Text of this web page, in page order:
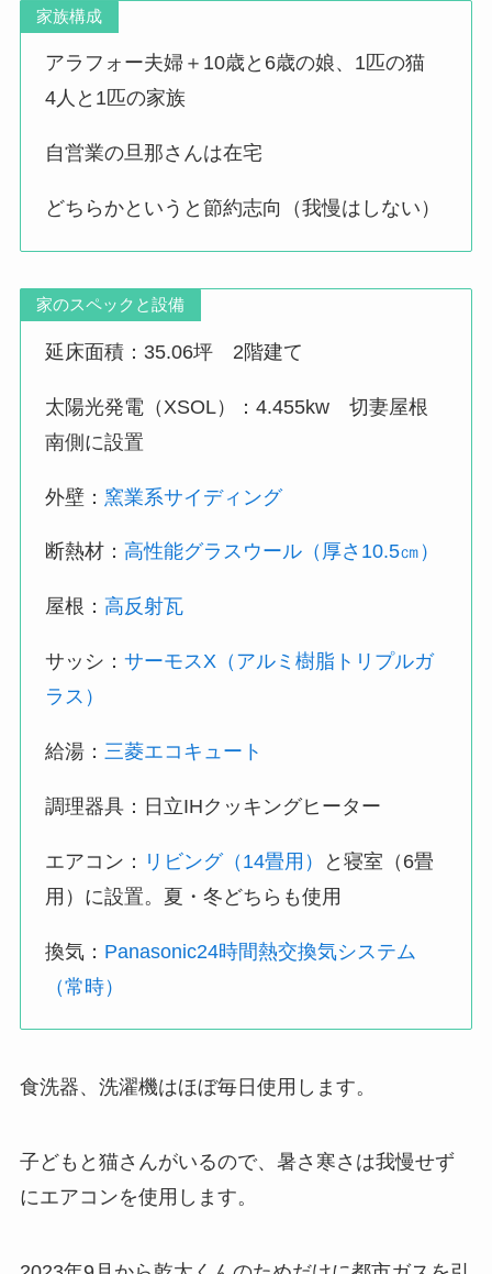
家族構成
アラフォー夫婦＋10歳と6歳の娘、1匹の猫
4人と1匹の家族
自営業の旦那さんは在宅
どちらかというと節約志向（我慢はしない）
家のスペックと設備
延床面積：35.06坪 2階建て
太陽光発電（XSOL）：4.455kw 切妻屋根
南側に設置
外壁： 窯業系サイディング
断熱材：高性能グラスウール（厚さ10.5㎝）
屋根：高反射瓦
サッシ：サーモスX（アルミ樹脂トリプルガ
ラス）
給湯：三菱エコキュート
調理器具：日立IHクッキングヒーター
エアコン： リビング（14畳用）
と寝室（6畳
用）に設置。夏・冬どちらも使用
換気： Panasonic24時間熱交換気システム
（常時）
食洗器、洗濯機はほぼ毎日使用します。
子どもと猫さんがいるので、暑さ寒さは我慢せず
にエアコンを使用します。